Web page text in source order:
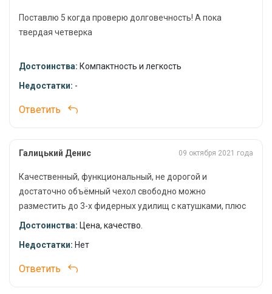
Поставлю 5 когда проверю долговечность! А пока
твердая четверка
3 спиннинга влазит, на фото видно.
Или 2 спиннинга и подсак.
Достоинства: Компактность и легкость
Недостатки: -
Ответить
Галицький Денис 09 октября 2021 года
Качественный, функциональный, не дорогой и
достаточно объёмный чехол свободно можно
разместить до 3-х фидерных удилищ с катушками, плюс
два боковых кармана куда можно разместить
и сердито.
Достоинства: Цена, качество.
Недостатки: Нет
Ответить